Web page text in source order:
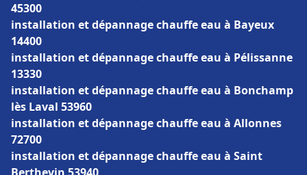
45300
installation et dépannage chauffe eau à Bayeux
14400
installation et dépannage chauffe eau à Pélissanne
13330
installation et dépannage chauffe eau à Bonchamp
lès Laval 53960
installation et dépannage chauffe eau à Allonnes
72700
installation et dépannage chauffe eau à Saint